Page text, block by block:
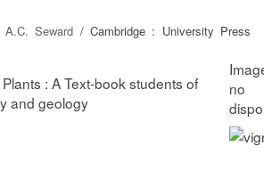
A.C. Seward / Cambridge : University Press
: A Text-book students of
and geology